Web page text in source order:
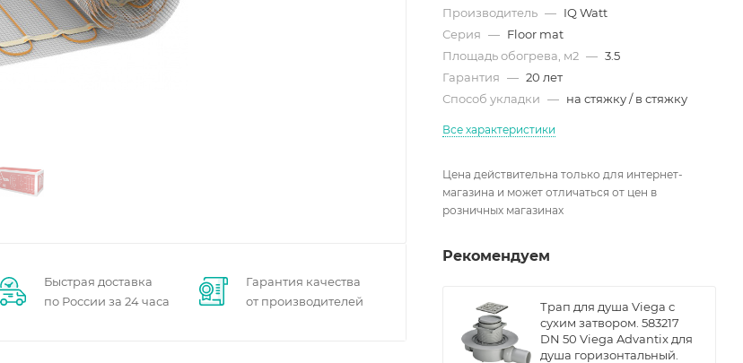
Быстрая доставка
по России за 24 часа
Гарантия качества
от производителей
Производитель — IQ Watt
Серия — Floor mat
Площадь обогрева, м2 — 3.5
Гарантия — 20 лет
Способ укладки — на стяжку / в стяжку
Все характеристики
Цена действительна только для интернет-
магазина и может отличаться от цен в
розничных магазинах
Рекомендуем
Трап для душа Viega с
сухим затвором. 583217
DN 50 Viega Advantix для
душа горизонтальный.